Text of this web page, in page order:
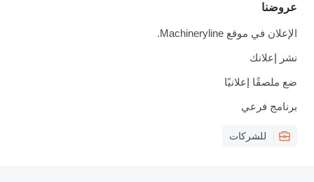
عروضنا
الإعلان في موقع Machineryline.
نشر إعلانك
ضع ملصقًا إعلانيًا
برنامج فرعي
للشركات